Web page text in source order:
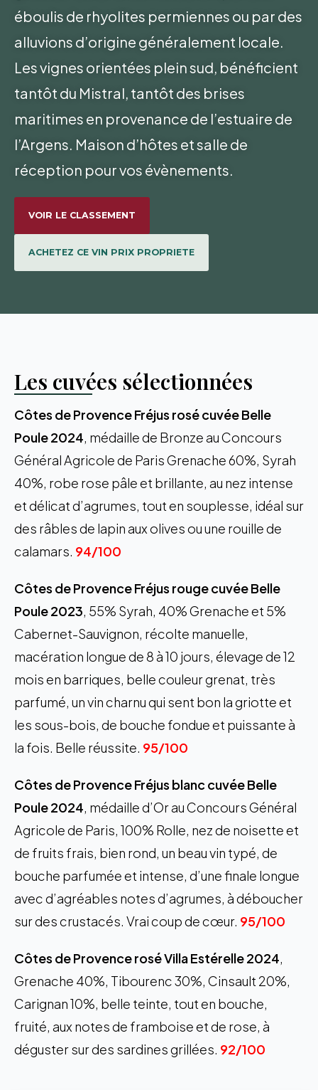
éboulis de rhyolites permiennes ou par des
alluvions d’origine généralement locale.
Les vignes orientées plein sud, bénéficient
tantôt du Mistral, tantôt des brises
maritimes en provenance de l’estuaire de
l’Argens. Maison d’hôtes et salle de
réception pour vos évènements.
VOIR LE CLASSEMENT
ACHETEZ CE VIN PRIX PROPRIETE
Les cuvées sélectionnées
Côtes de Provence Fréjus rosé cuvée Belle
Poule 2024 , médaille de Bronze au Concours
Général Agricole de Paris Grenache 60%, Syrah
40%, robe rose pâle et brillante, au nez intense
et délicat d’agrumes, tout en souplesse, idéal sur
des râbles de lapin aux olives ou une rouille de
calamars. 94/100
Côtes de Provence Fréjus rouge cuvée Belle
Poule 2023 , 55% Syrah, 40% Grenache et 5%
Cabernet-Sauvignon, récolte manuelle,
macération longue de 8 à 10 jours, élevage de 12
mois en barriques, belle couleur grenat, très
parfumé, un vin charnu qui sent bon la griotte et
les sous-bois, de bouche fondue et puissante à
la fois. Belle réussite. 95/100
Côtes de Provence Fréjus blanc cuvée Belle
Poule 2024 , médaille d’Or au Concours Général
Agricole de Paris, 100% Rolle, nez de noisette et
de fruits frais, bien rond, un beau vin typé, de
bouche parfumée et intense, d’une finale longue
avec d’agréables notes d’agrumes, à déboucher
sur des crustacés. Vrai coup de cœur. 95/100
Côtes de Provence rosé Villa Estérelle 2024
Grenache 40%, Tibourenc 30%, Cinsault 20%,
Carignan 10%, belle teinte, tout en bouche,
fruité, aux notes de framboise et de rose, à
déguster sur des sardines grillées. 92/100